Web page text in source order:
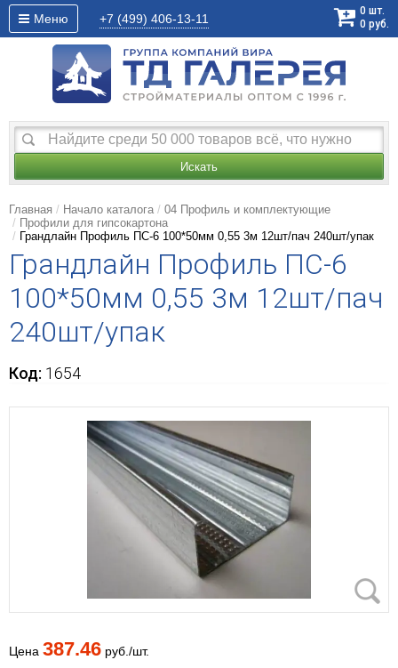
Меню +7 (499) 406-13-11
0 шт.
0 руб.
Искать
Главная Начало каталога
04 Профиль и комплектующие
Профили для гипсокартона
Грандлайн Профиль ПС-6 100*50мм 0,55 3м 12шт/пач 240шт/упак
Грандлайн Профиль ПС-6
100*50мм 0,55 3м 12шт/пач
240шт/упак
Код: 1654
Цена 387.46 руб./шт.